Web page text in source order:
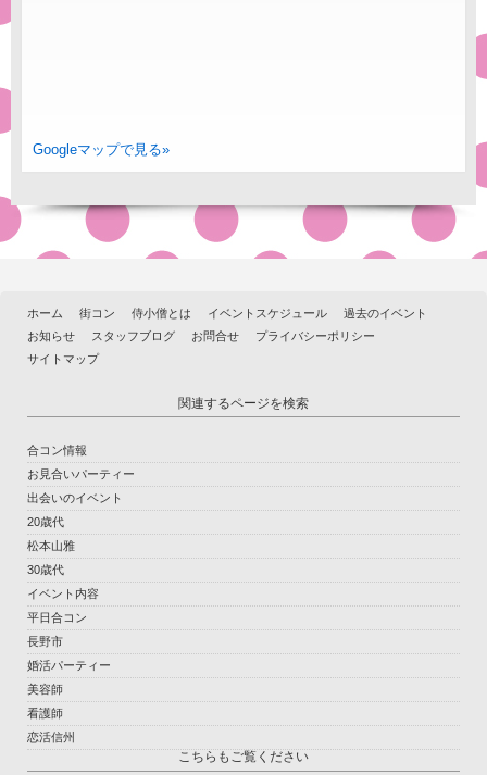
Googleマップで見る»
ホーム 街コン 侍小僧とは イベントスケジュール
過去のイベント
お知らせ
スタッフブログ お問合せ
プライバシーポリシー
サイトマップ
関連するページを検索
合コン情報
お見合いパーティー
出会いのイベント
20歳代
松本山雅
30歳代
イベント内容
平日合コン
長野市
婚活パーティー
美容師
看護師
恋活信州
こちらもご覧ください